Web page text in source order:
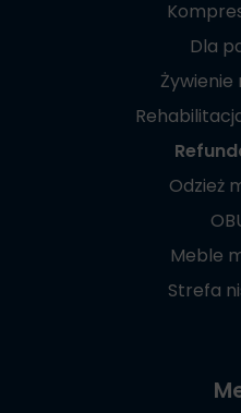
Dla
Odzież
Meble
Strefa